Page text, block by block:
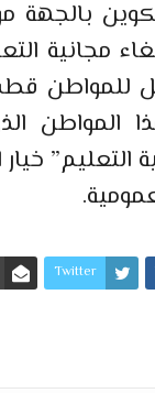
مجانية
للمواطن
المواطن
التعليم”
Twitter